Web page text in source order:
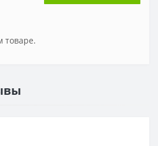
товаре.